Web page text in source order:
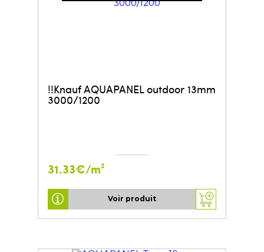
!!Knauf AQUAPANEL outdoor 13mm
3000/1200
31.33€/m²
Voir produit